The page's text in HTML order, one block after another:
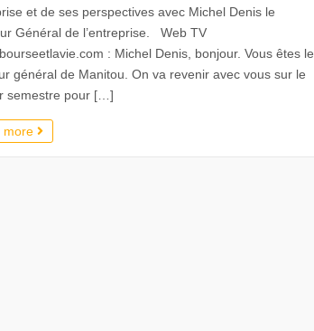
et de ses perspectives avec Michel Denis le
Général de l’entreprise. Web TV
: Michel Denis, bonjour. Vous êtes le
général de Manitou. On va revenir avec vous sur le
semestre pour […]
more